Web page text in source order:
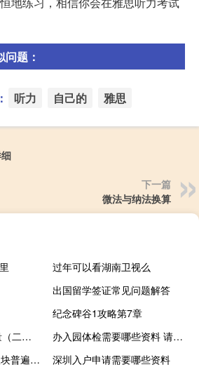
题：
听力 自己的 雅思
下一篇
微法与纳法换算
过年可以看湖南卫视么
出国留学签证常见问题解答
纪念碑谷1攻略第7章
二级建造工程师含金量（二级建筑师含金量）
办入园体检需要哪些资料 请问入园体检要带什么证件
标普500指数的11个板块普遍上涨
深圳入户申请需要哪些资料